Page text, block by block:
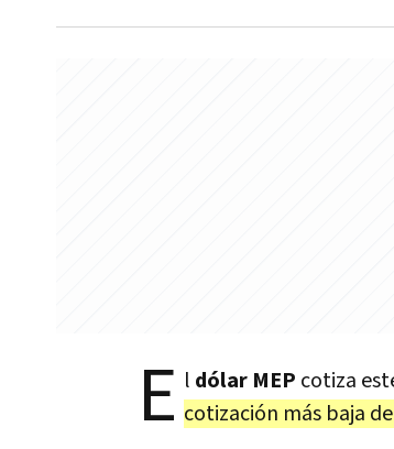
E l dólar MEP cotiza
cotización más baja